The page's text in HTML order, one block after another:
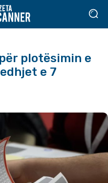
plotësimin e
e 7